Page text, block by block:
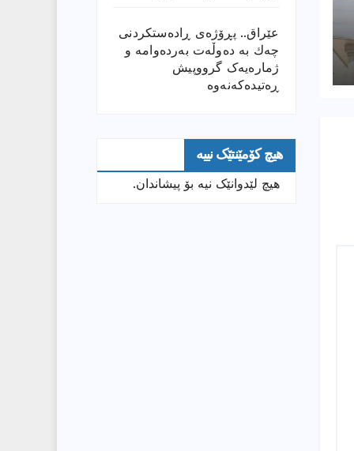
عێراق.. پڕۆژەی ڕادەستكردنی
چەك بە دەوڵەت بەردەوامە و
ژمارەیەک گرووپیش
ڕەتیدەکەنەوە
هیچ کۆمێنتێک نییە
هیچ لێدوانێک نیە بۆ پیشاندان.